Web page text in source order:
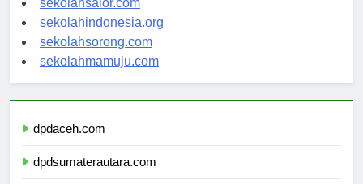
sekolahsalor.com
sekolahindonesia.org
sekolahsorong.com